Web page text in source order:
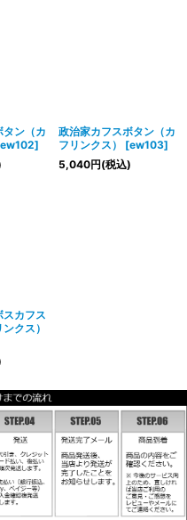
タン（カ
ew102]
政治家カフスボタン（カ
フリンクス）
[ew103]
5,040円(税込)
スカフス
クス）